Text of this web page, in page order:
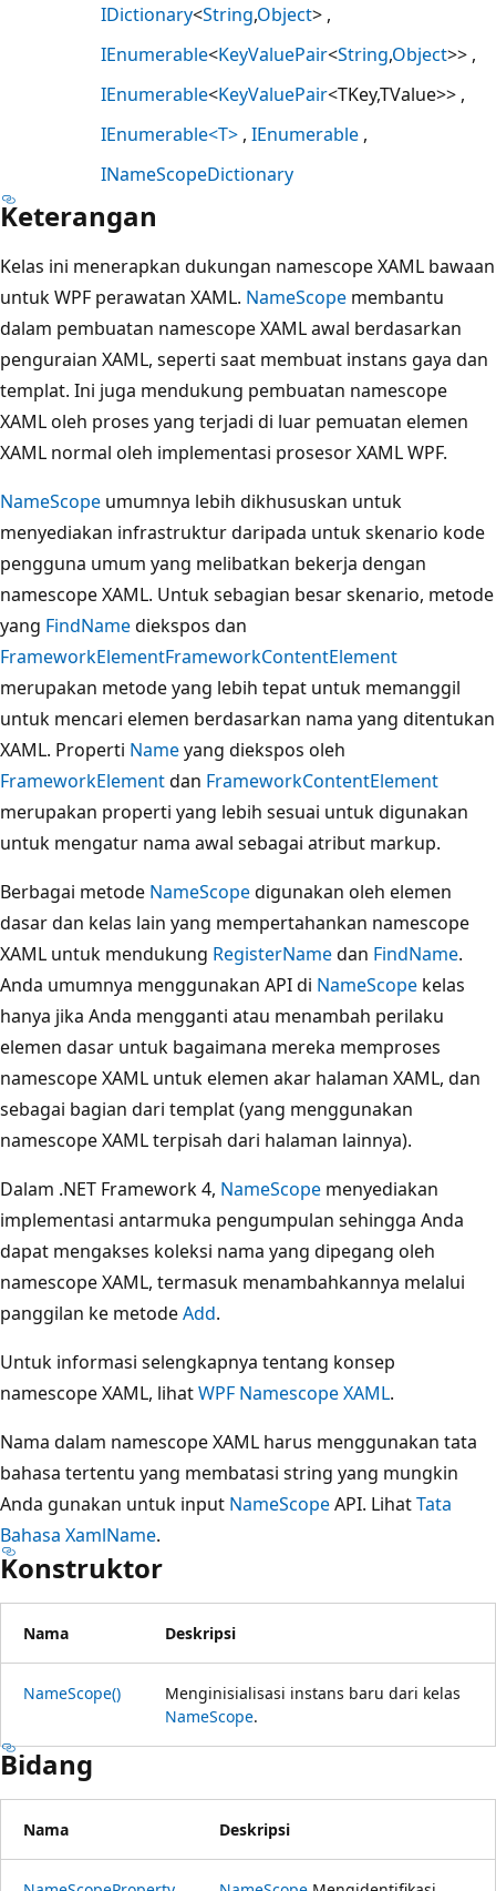
IDictionary<String,Object>
IEnumerable<KeyValuePair<String,Object>>
IEnumerable<KeyValuePair<TKey,TValue>>
IEnumerable<T> IEnumerable
INameScopeDictionary
Keterangan
Kelas ini menerapkan dukungan namescope XAML bawaan
untuk WPF perawatan XAML. NameScope membantu
dalam pembuatan namescope XAML awal berdasarkan
penguraian XAML, seperti saat membuat instans gaya dan
templat. Ini juga mendukung pembuatan namescope
XAML oleh proses yang terjadi di luar pemuatan elemen
XAML normal oleh implementasi prosesor XAML WPF.
NameScope umumnya lebih dikhususkan untuk
menyediakan infrastruktur daripada untuk skenario kode
pengguna umum yang melibatkan bekerja dengan
namescope XAML. Untuk sebagian besar skenario, metode
yang FindNamediekspos dan
FrameworkElementFrameworkContentElement
merupakan metode yang lebih tepat untuk memanggil
untuk mencari elemen berdasarkan nama yang ditentukan
XAML. Properti Nameyang diekspos oleh
FrameworkElementdan FrameworkContentElement
merupakan properti yang lebih sesuai untuk digunakan
untuk mengatur nama awal sebagai atribut markup.
Berbagai metode NameScopedigunakan oleh elemen
dasar dan kelas lain yang mempertahankan namescope
XAML untuk mendukung RegisterNamedan FindName.
Anda umumnya menggunakan API di NameScope kelas
hanya jika Anda mengganti atau menambah perilaku
elemen dasar untuk bagaimana mereka memproses
namescope XAML untuk elemen akar halaman XAML, dan
sebagai bagian dari templat (yang menggunakan
namescope XAML terpisah dari halaman lainnya).
Dalam .NET Framework 4, NameScope menyediakan
implementasi antarmuka pengumpulan sehingga Anda
dapat mengakses koleksi nama yang dipegang oleh
namescope XAML, termasuk menambahkannya melalui
panggilan ke metodeAdd.
Untuk informasi selengkapnya tentang konsep
namescope XAML, lihatWPF Namescope XAML.
Nama dalam namescope XAML harus menggunakan tata
bahasa tertentu yang membatasi string yang mungkin
Anda gunakan untuk input NameScopeAPI. LihatTata
Bahasa XamlName.
Konstruktor
Nama Deskripsi
NameScope()
Menginisialisasi instans baru dari kelas
NameScope.
Bidang
Nama Deskripsi